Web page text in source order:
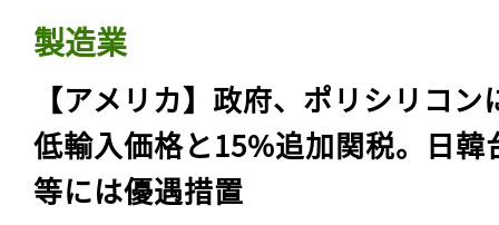
製造業
【アメリカ】政府、ポリシリコン
低輸入価格と15%追加関税。日韓
等には優遇措置